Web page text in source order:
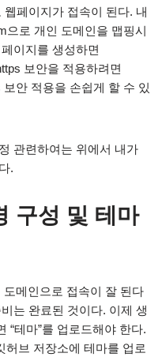
페이지가 접속이 된다. 내
으로 개인 도메인을 맵핑시
이지를 생성하면
보안을 적용하려면
보안 적용을 손쉽게 할 수 있
관련하여는 위에서 내가
.
구성 및 테마
메인으로 접속이 잘 된다
는 완료된 것이다. 이제 생
“테마”를 업로드해야 한다.
허브 저장소에 테마를 업로